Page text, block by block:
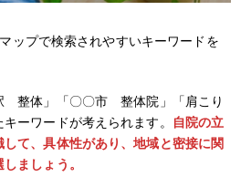
ップで検索されやすいキーワードを
整体」「〇〇市 整体院」「肩こり
ーワードが考えられます。 自院の立
て、具体性があり、地域と密接に関
ましょう。